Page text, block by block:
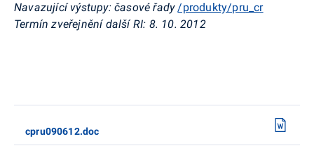
Navazující výstupy: časové řady /produkty/pru_cr
Termín zveřejnění další RI: 8. 10. 2012
cpru090612.doc